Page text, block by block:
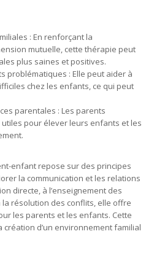
: En renforçant la
mutuelle, cette thérapie peut
plus saines et positives.
problématiques : Elle peut aider à
chez les enfants, ce qui peut
parentales : Les parents
pour élever leurs enfants et les
enfant repose sur des principes
la communication et les relations
directe, à l’enseignement des
résolution des conflits, elle offre
les parents et les enfants. Cette
d’un environnement familial